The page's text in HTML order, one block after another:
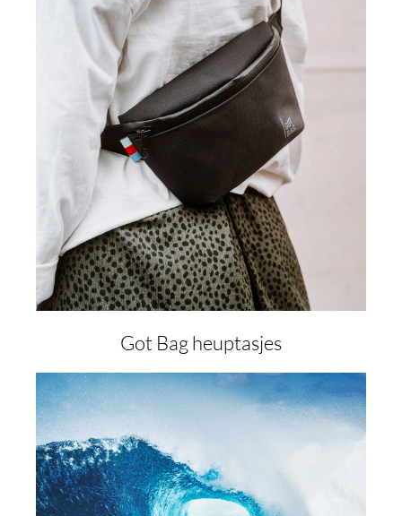
Got Bag heuptasjes